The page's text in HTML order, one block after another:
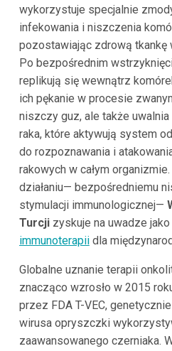
wykorzystuje specjalnie
infekowania i niszczenia
pozostawiając zdrową tkankę
Po bezpośrednim
replikują się wewnątrz
ich pękanie w procesie
niszczy guz, ale także
raka, które aktywują system
do rozpoznawania i
rakowych w całym
działaniu— bezpośredniemu
stymulacji immunologicznej—
Turcji zyskuje na uwadze
immunoterapiidla
Globalne uznanie terapii
znacząco wzrosło w 2015
przez FDA T-VEC,
wirusa opryszczki
zaawansowanego czerniaka.